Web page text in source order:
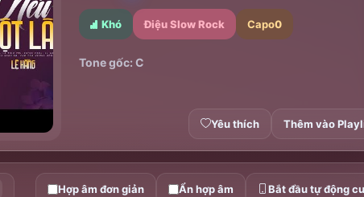
Khó Điệu Slow Rock Capo0
Tone gốc: C
Yêu thích Thêm vào
Hợp âm đơn giản Ẩn hợp âm Bắt đầu tự động